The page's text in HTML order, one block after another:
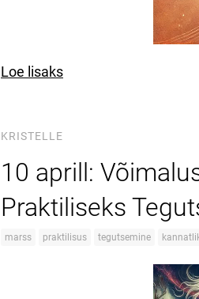
Loe lisaks
KRISTELLE
10 aprill:
Praktiliseks
marss praktilisus tegutsemine